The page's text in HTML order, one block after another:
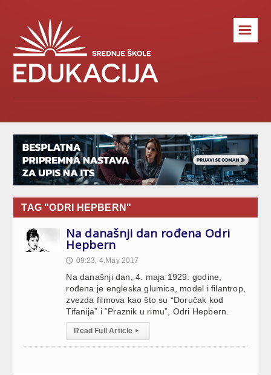
☰
TAG "ODRI HEPBERN"
Na današnji dan rođena Odri
Hepbern
🕔 09:23, 4.May 2017
Na današnji dan, 4. maja 1929. godine,
rođena je engleska glumica, model i filantrop,
zvezda filmova kao što su “Doručak kod
Tifanija” i “Praznik u rimu”, Odri Hepbern.
Read Full Article ▸